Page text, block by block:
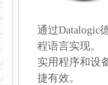
通过Datalogic
程语言实现。
实用程序和设
捷有效。